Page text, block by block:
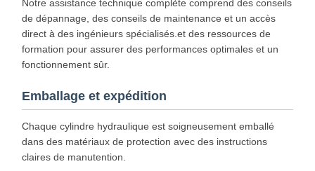
Notre assistance technique complète comprend des conseils
de dépannage, des conseils de maintenance et un accès
direct à des ingénieurs spécialisés.et des ressources de
formation pour assurer des performances optimales et un
fonctionnement sûr.
Emballage et expédition
Chaque cylindre hydraulique est soigneusement emballé
dans des matériaux de protection avec des instructions
claires de manutention.